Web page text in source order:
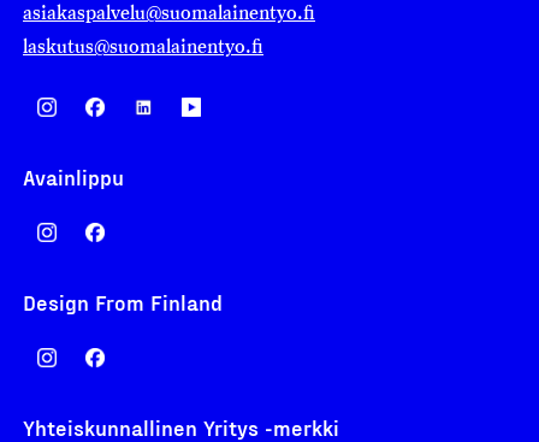
asiakaspalvelu@suomalainentyo.fi
laskutus@suomalainentyo.fi
Avainlippu
Design From Finland
Yhteiskunnallinen Yritys -merkki